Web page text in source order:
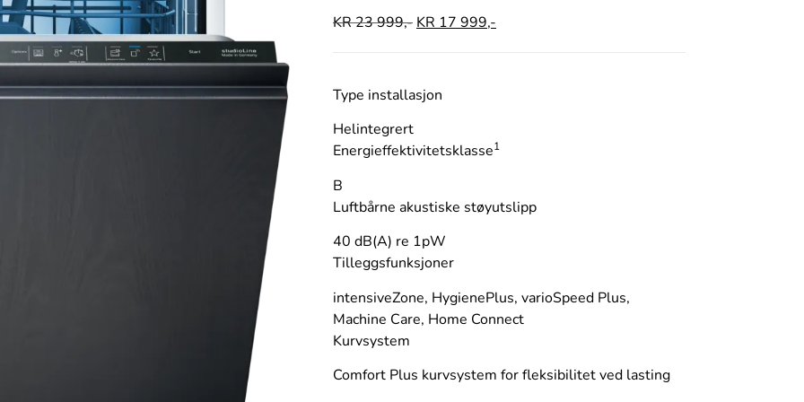
KR23 999,- KR 17 999,-
Type installasjon
Helintegrert
Energieffektivitetsklasse1
B
Luftbårne akustiske støyutslipp
40 dB(A) re 1pW
Tilleggsfunksjoner
intensiveZone, HygienePlus, varioSpeed Plus,
Machine Care, Home Connect
Kurvsystem
Comfort Plus kurvsystem for fleksibilitet ved lasting